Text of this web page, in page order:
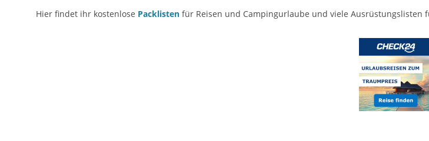
Hier findet ihr kostenlose Packlisten für Reisen und Campingurlaube und viele Ausrüstungslisten